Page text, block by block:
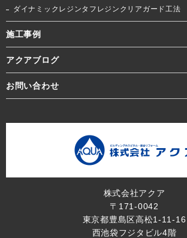
ダイナミックレジンタフレジンクリアガード工法
施工事例
アクアブログ
お問い合わせ
株式会社アクア
〒171-0042
東京都豊島区高松1-11-16
西池袋フジタビル4階